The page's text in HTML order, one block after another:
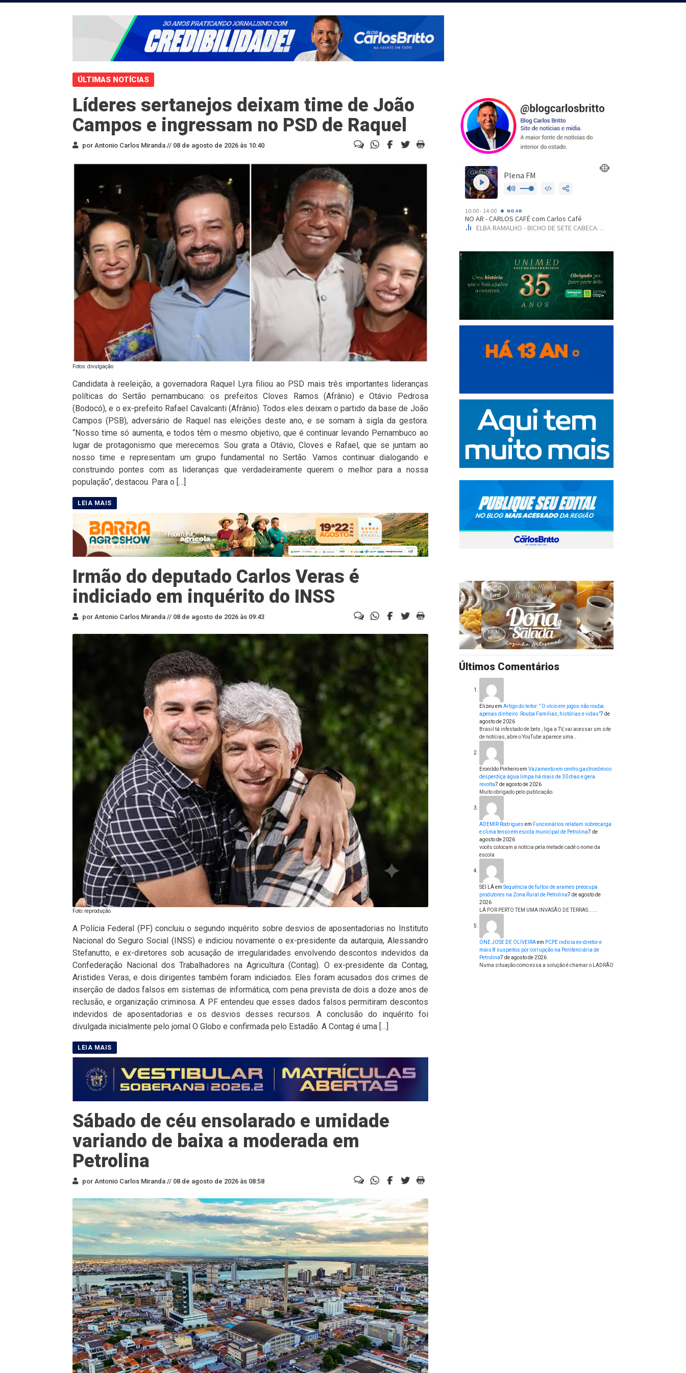
ÚLTIMAS NOTÍCIAS
Líderes sertanejos deixam time de João
Campos e ingressam no PSD de Raquel
por Antonio Carlos Miranda // 08 de agosto de 2026 às 10:40
Fotos: divulgação
Candidata à reeleição, a governadora Raquel Lyra filiou ao PSD mais três importantes lideranças
políticas do Sertão pernambucano: os prefeitos Cloves Ramos (Afrânio) e Otávio Pedrosa
(Bodocó), e o ex-prefeito Rafael Cavalcanti (Afrânio). Todos eles deixam o partido da base de João
Campos (PSB), adversário de Raquel nas eleições deste ano, e se somam à sigla da gestora.
“Nosso time só aumenta, e todos têm o mesmo objetivo, que é continuar levando Pernambuco ao
lugar de protagonismo que merecemos. Sou grata a Otávio, Cloves e Rafael, que se juntam ao
nosso time e representam um grupo fundamental no Sertão. Vamos continuar dialogando e
construindo pontes com as lideranças que verdadeiramente querem o melhor para a nossa
população“, destacou. Para o […]
Irmão do deputado Carlos Veras é
indiciado em inquérito do INSS
por Antonio Carlos Miranda // 08 de agosto de 2026 às 09:43
Foto: reprodução
A Polícia Federal (PF) concluiu o segundo inquérito sobre desvios de aposentadorias no Instituto
Nacional do Seguro Social (INSS) e indiciou novamente o ex-presidente da autarquia, Alessandro
Stefanutto, e ex-diretores sob acusação de irregularidades envolvendo descontos indevidos da
Confederação Nacional dos Trabalhadores na Agricultura (Contag). O ex-presidente da Contag,
Aristides Veras, e dois dirigentes também foram indiciados. Eles foram acusados dos crimes de
inserção de dados falsos em sistemas de informática, com pena prevista de dois a doze anos de
reclusão, e organização criminosa. A PF entendeu que esses dados falsos permitiram descontos
indevidos de aposentadorias e os desvios desses recursos. A conclusão do inquérito foi
divulgada inicialmente pelo jornal O Globo e confirmada pelo Estadão. A Contag é uma […]
Sábado de céu ensolarado e umidade
variando de baixa a moderada em
Petrolina
por Antonio Carlos Miranda // 08 de agosto de 2026 às 08:58
Últimos Comentários
Elizeu em Artigo do leitor: ” O vício em jogos não rouba
apenas dinheiro. Rouba Famílias, histórias e vidas”7 de
agosto de 2026
Brasil tá infestado de bets , liga a TV, vai acessar um site
de notícias, abre o YouTube aparece uma…
Eronildo Pinheiroem Vazamento em centro gastronômico
desperdiça água limpa há mais de 30 dias e gera
revolta7 de agosto de 2026
Muito obrigado pelo publicação.
ADEMIR Rodrigues em Funcionários relatam sobrecarga
e clima tenso em escola municipal de Petrolina7 de
agosto de 2026
vocês colocam a notícia pela metade cadê o nome da
escola
SEI LÁem Sequência de furtos de arames preocupa
produtores na Zona Rural de Petrolina7 de agosto de
2026
LÁ POR PERTO TEM UMA INVASÃO DE TERRAS......
ONE JOSE DE OLIVEIRAem PCPE indicia ex-diretor e
mais 8 suspeitos por corrupção na Penitenciária de
Petrolina7 de agosto de 2026
Numa situação como essa a solução é chamar o LADRÃO